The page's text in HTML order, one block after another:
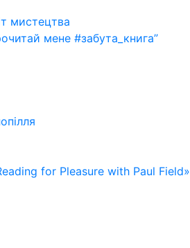
мистецтва
мене #забута_книга”
for Pleasure with Paul Field»